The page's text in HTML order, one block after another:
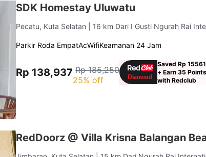
SDK Homestay Uluwatu
Pecatu, Kuta Selatan | 16 km Dari I Gusti Ngurah Rai
Parkir Roda EmpatAcWifiKeamanan 24 Jam
Rp 138,937 Rp 185,250
25% off
Saved Rp 15561
+ Earn 35 Points
with Redclub
RedDoorz @ Villa Krisna Balangan